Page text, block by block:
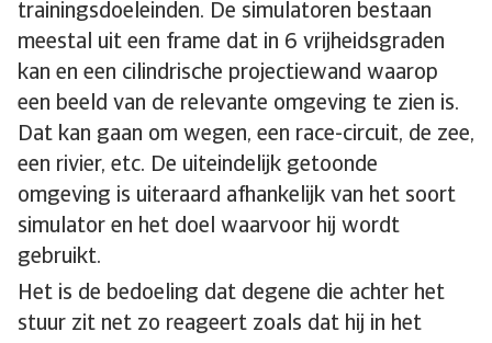
trainingsdoeleinden. De simulatoren bestaan
meestal uit een frame dat in 6 vrijheidsgraden
kan en een cilindrische projectiewand waarop
een beeld van de relevante omgeving te zien is.
Dat kan gaan om wegen, een race-circuit, de zee,
een rivier, etc. De uiteindelijk getoonde
omgeving is uiteraard afhankelijk van het soort
simulator en het doel waarvoor hij wordt
gebruikt.
Het is de bedoeling dat degene die achter het
stuur zit net zo reageert zoals dat hij in het